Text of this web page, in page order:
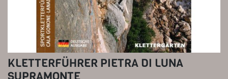
KLETTERFÜHRER PIETRA DI LUNA